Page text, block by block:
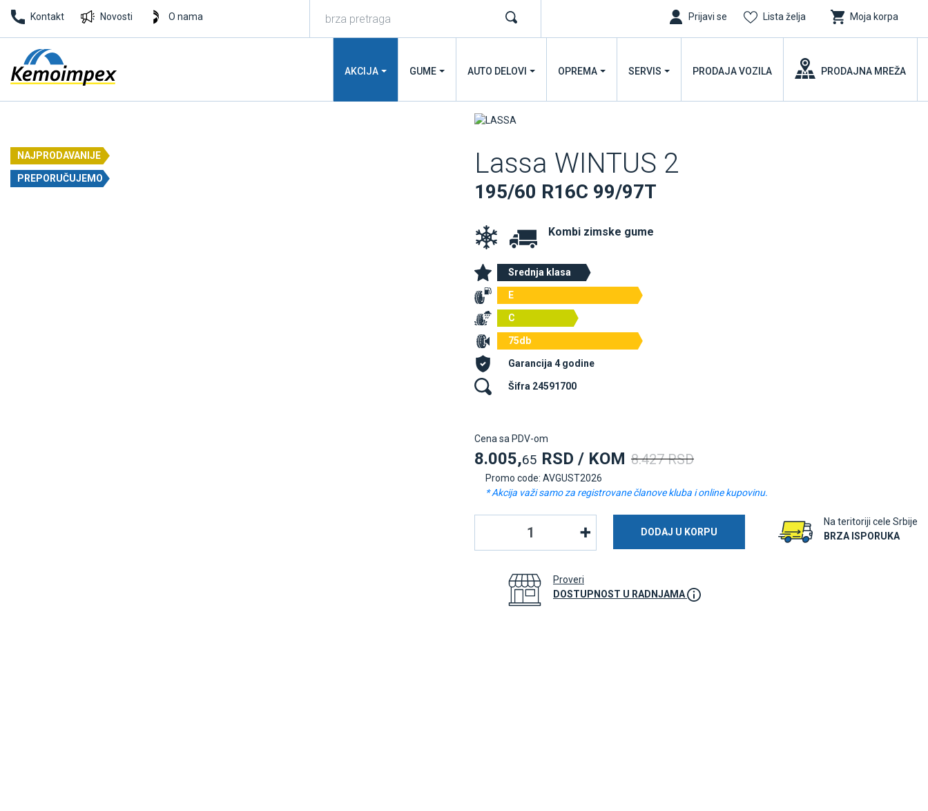
Kontakt Novosti O nama Prijavi se Lista želja Moja korpa
AKCIJA GUME AUTO DELOVI OPREMA SERVIS PRODAJA VOZILA PRODAJNA MREŽA
NAJPRODAVANIJE
PREPORUČUJEMO Lassa WINTUS 2
195/60 R16C 99/97T
Kombi zimske gume
Srednja klasa
E
C
75db
Garancija 4 godine
Šifra 24591700
Cena sa PDV-om
8.005,65 RSD / KOM 8.427 RSD
Promo code: AVGUST2026
* Akcija važi samo za registrovane članove kluba i online kupovinu.
DODAJ U KORPU
Na teritoriji cele Srbije
BRZA ISPORUKA
Proveri
DOSTUPNOST U RADNJAMA